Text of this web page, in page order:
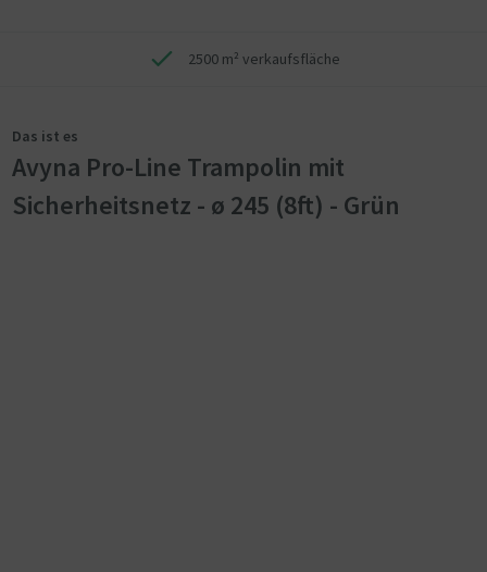
2500 m² verkaufsfläche
Das ist es
Avyna Pro-Line Trampolin mit
Sicherheitsnetz - ø 245 (8ft) - Grün